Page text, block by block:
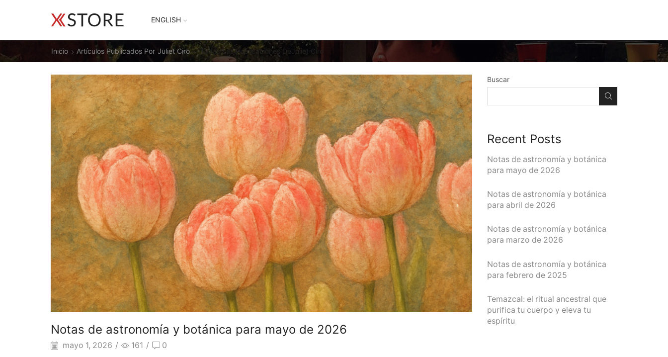
ENGLISH
Inicio Artículos Publicados Por Juliet Ciro Todas Las Publicaciones DeJuliet Ciro
Notas de astronomía y botánica para mayo de 2026
mayo 1, 2026 / 161 /
0
Buscar
Recent Posts
Notas de astronomía y botánica
para mayo de 2026
Notas de astronomía y botánica
para abril de 2026
Notas de astronomía y botánica
para marzo de 2026
Notas de astronomía y botánica
para febrero de 2025
Temazcal: el ritual ancestral que
purifica tu cuerpo y eleva tu
espíritu